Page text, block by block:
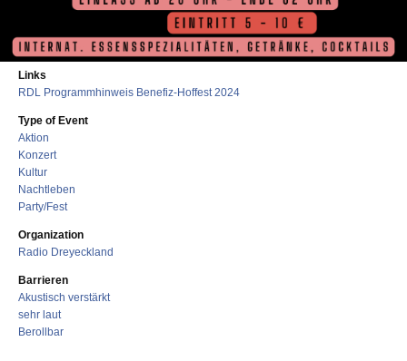
Links
RDL Programmhinweis Benefiz-Hoffest 2024
Type of Event
Aktion
Konzert
Kultur
Nachtleben
Party/Fest
Organization
Radio Dreyeckland
Barrieren
Akustisch verstärkt
sehr laut
Berollbar